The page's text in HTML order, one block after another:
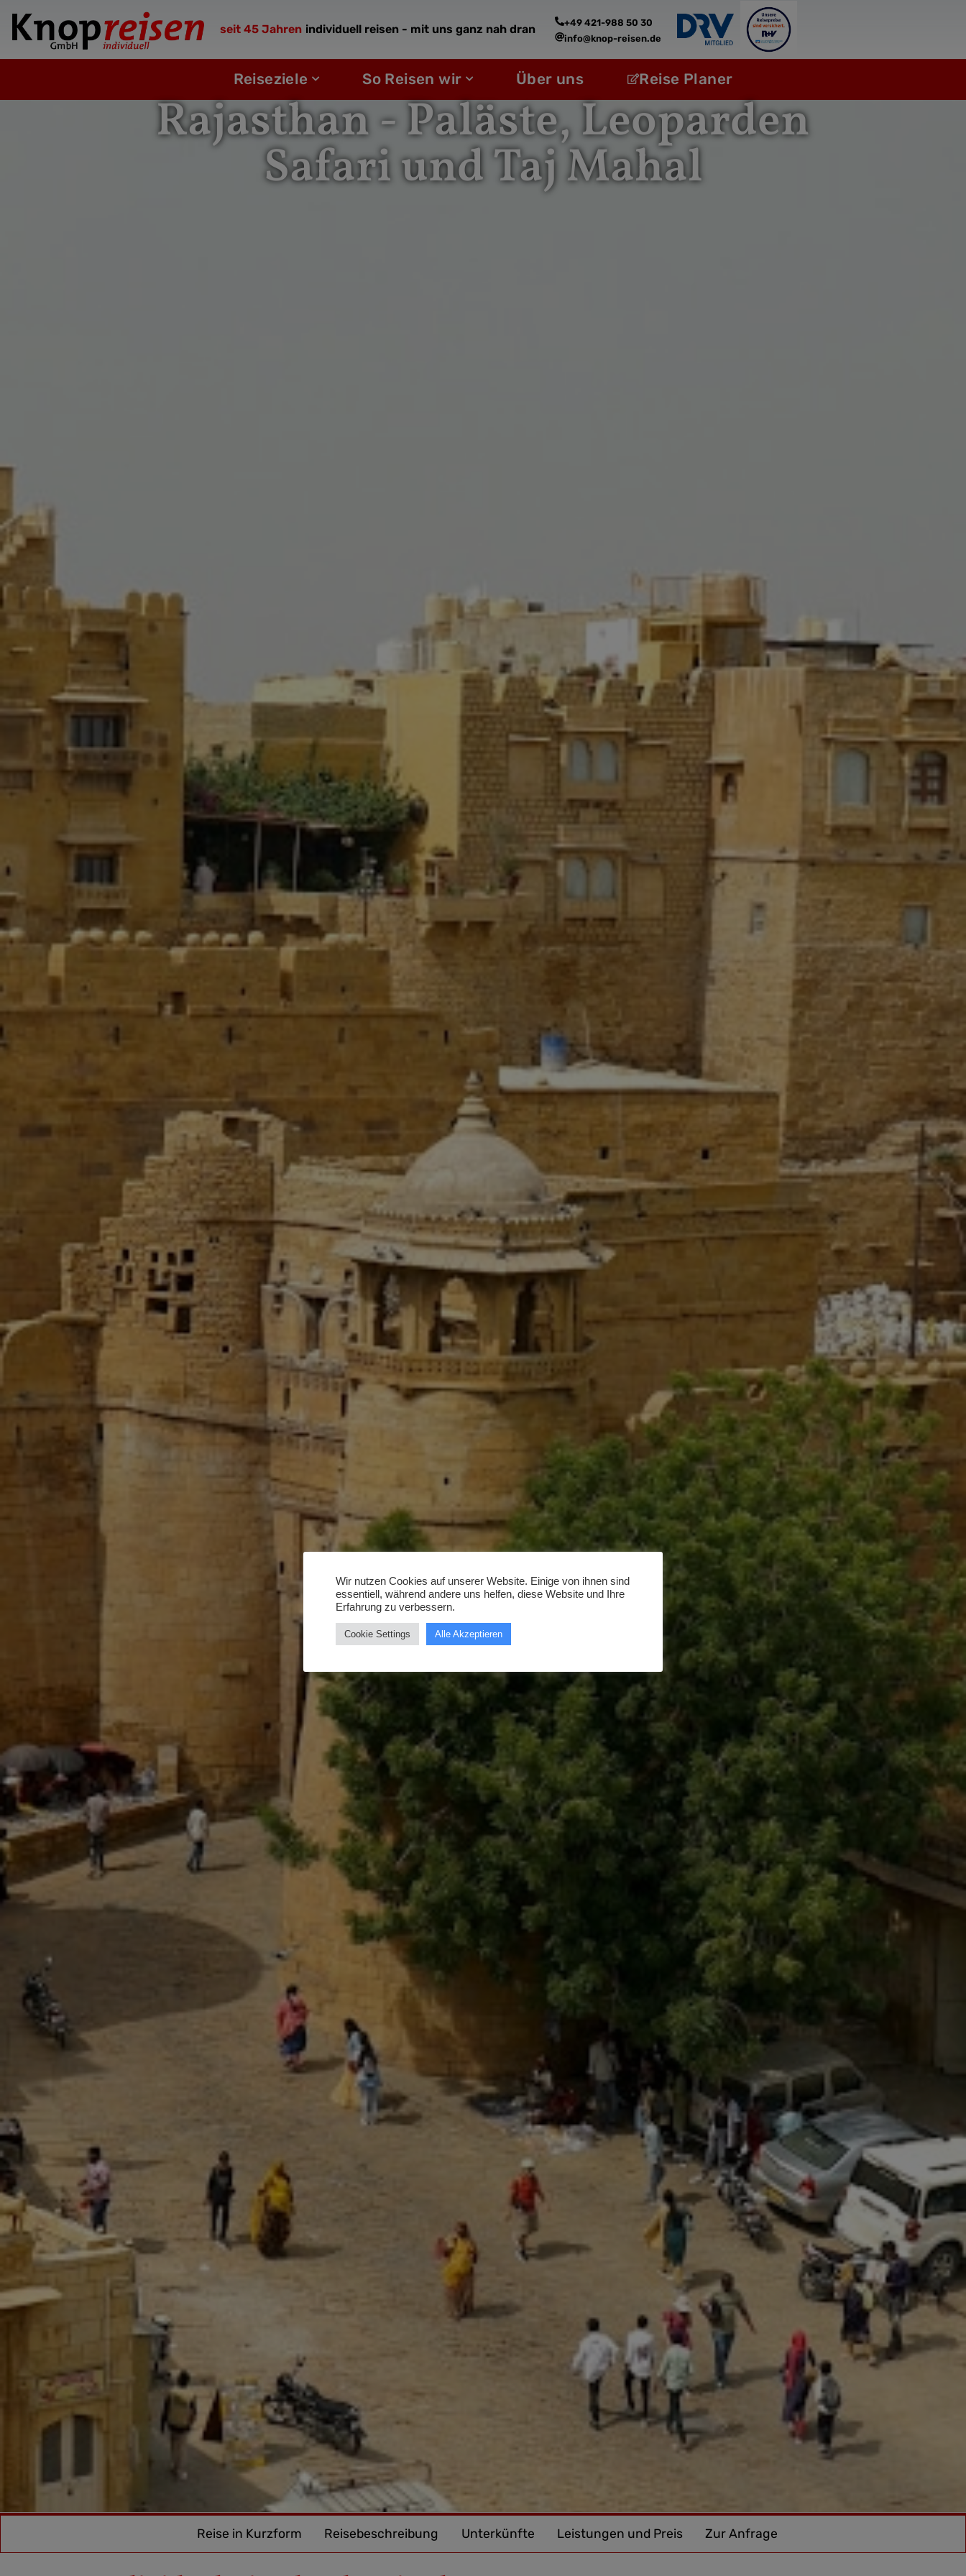
Inhalt
seit 45 Jahren individuell reisen - mit uns ganz nah dran
+49 421-988 50 30
info@knop-reisen.de
Reiseziele Öffne ReisezieleSo Reisen wir Öffne So Reisen wir
Über uns Reise Planer
Rajasthan - Paläste, Leoparden
Safari und Taj Mahal
Reise in Kurzform Reisebeschreibung Unterkünfte Leistungen und Preis Zur Anfrage
Wir nutzen Cookies auf unserer Website. Einige von ihnen sind
essentiell, während andere uns helfen, diese Website und Ihre
Erfahrung zu verbessern.
Cookie Settings Alle Akzeptieren